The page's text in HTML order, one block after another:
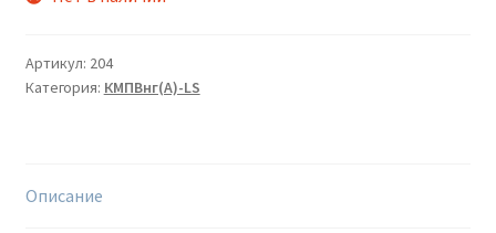
Артикул: 204
Категория: КМПВнг(А)-LS
Описание